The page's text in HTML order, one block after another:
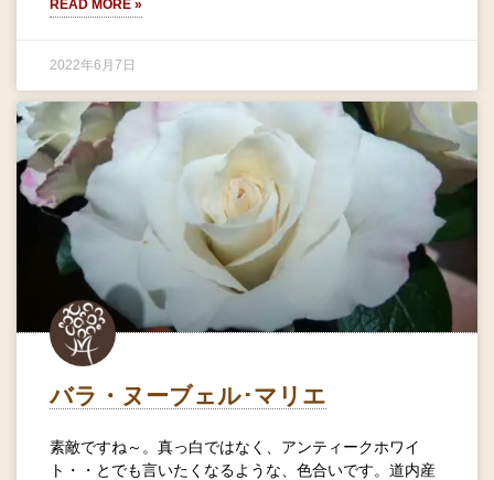
READ MORE »
2022年6月7日
バラ・ヌーブェル･マリエ
素敵ですね～。真っ白ではなく、アンティークホワイ
ト・・とでも言いたくなるような、色合いです。道内産